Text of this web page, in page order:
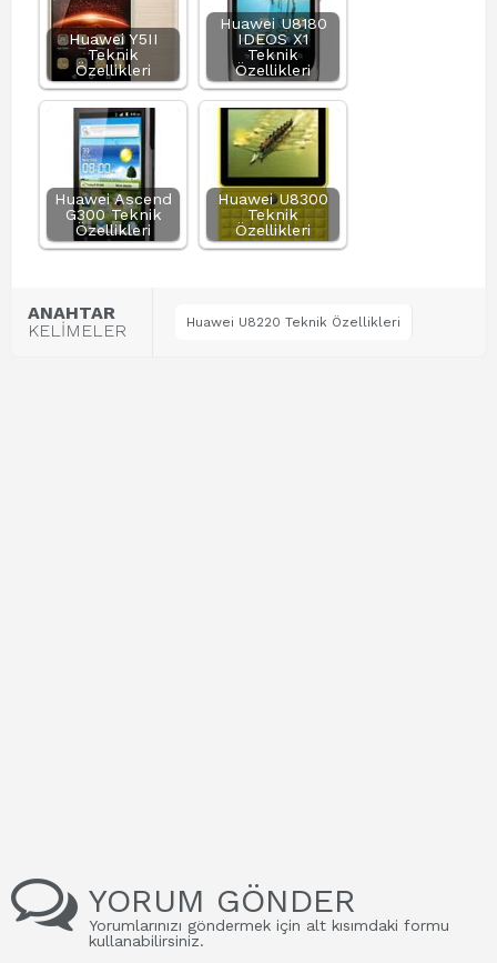
Huawei Y5II
Teknik
Özellikleri
Huawei U8180
IDEOS X1
Teknik
Özellikleri
Huawei Ascend
G300 Teknik
Özellikleri
Huawei U8300
Teknik
Özellikleri
ANAHTAR
KELİMELER
Huawei U8220 Teknik Özellikleri
YORUM GÖNDER
Yorumlarınızı göndermek için alt kısımdaki formu
kullanabilirsiniz.